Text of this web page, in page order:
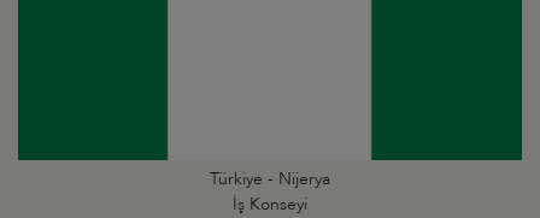
Türkiye - Nijerya
İş Konseyi